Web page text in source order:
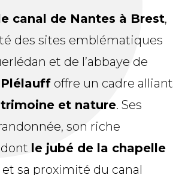
canal de Nantes à Brest,
des sites emblématiques
et de l’abbaye de
Plélauff offre un cadre alliant
et nature. Ses
son riche
le jubé de la chapelle
et sa proximité du canal